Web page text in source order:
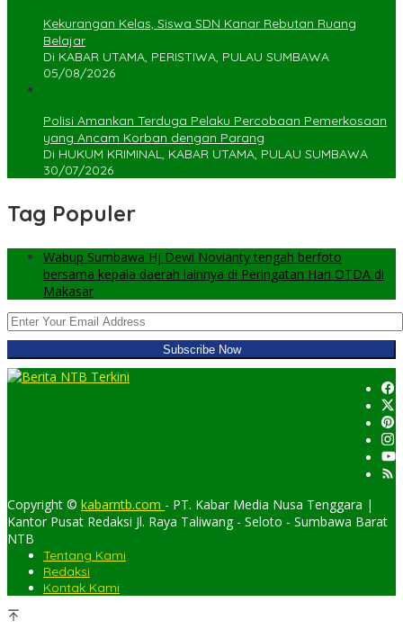
Kekurangan Kelas, Siswa SDN Kanar Rebutan Ruang
Belajar
Di KABAR UTAMA, PERISTIWA, PULAU SUMBAWA
05/08/2026
Polisi Amankan Terduga Pelaku Percobaan Pemerkosaan
yang Ancam Korban dengan Parang
Di HUKUM KRIMINAL, KABAR UTAMA, PULAU SUMBAWA
30/07/2026
Tag Populer
Wabup Sumbawa Hj Dewi Novianty tengah berfoto
bersama kepala daerah lainnya di Peringatan Hari OTDA di
Makasar
Copyright © kabarntb.com - PT. Kabar Media Nusa Tenggara |
Kantor Pusat Redaksi Jl. Raya Taliwang - Seloto - Sumbawa Barat
NTB
Tentang Kami
Redaksi
Kontak Kami